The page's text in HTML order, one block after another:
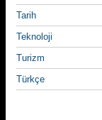
Tarih
Teknoloji
Turizm
Türkçe